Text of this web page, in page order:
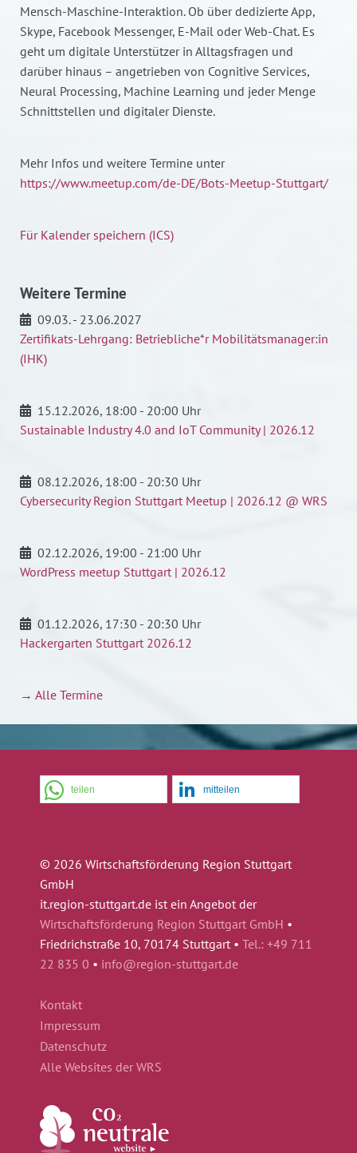
Mensch-Maschine-Interaktion. Ob über dedizierte App,
Skype, Facebook Messenger, E-Mail oder Web-Chat. Es
geht um digitale Unterstützer in Alltagsfragen und
darüber hinaus – angetrieben von Cognitive Services,
Neural Processing, Machine Learning und jeder Menge
Schnittstellen und digitaler Dienste.
Mehr Infos und weitere Termine unter
https://www.meetup.com/de-DE/Bots-Meetup-Stuttgart/
Für Kalender speichern (ICS)
Weitere Termine
09.03. - 23.06.2027
Zertifikats-Lehrgang: Betriebliche*r Mobilitätsmanager:in
(IHK)
15.12.2026, 18:00 - 20:00 Uhr
Sustainable Industry 4.0 and IoT Community | 2026.12
08.12.2026, 18:00 - 20:30 Uhr
Cybersecurity Region Stuttgart Meetup | 2026.12 @ WRS
02.12.2026, 19:00 - 21:00 Uhr
WordPress meetup Stuttgart | 2026.12
01.12.2026, 17:30 - 20:30 Uhr
Hackergarten Stuttgart 2026.12
→ Alle Termine
teilen mitteilen
© 2026 Wirtschaftsförderung Region Stuttgart
GmbH
it.region-stuttgart.de ist ein Angebot der
Wirtschaftsförderung Region Stuttgart GmbH •
Friedrichstraße 10, 70174 Stuttgart • Tel.: +49 711
22 835 0 • info@region-stuttgart.de
Kontakt
Impressum
Datenschutz
Alle Websites der WRS